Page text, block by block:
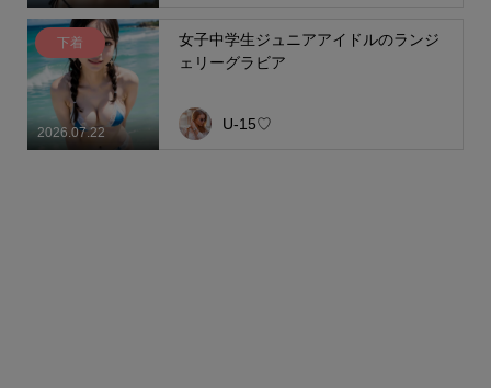
2026.07.22
下着
女子中学生ジュニアアイドルのランジ
ェリーグラビア
U-15♡